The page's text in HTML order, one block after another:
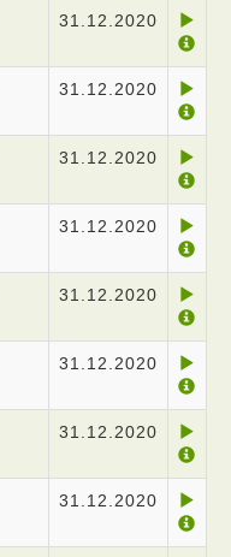
31.12.2020
31.12.2020
31.12.2020
31.12.2020
31.12.2020
31.12.2020
31.12.2020
31.12.2020